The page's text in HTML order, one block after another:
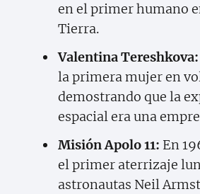
en el primer humano
Tierra.
Valentina Tereshkova:
la primera mujer en
demostrando que la
espacial era una
Misión Apolo 11: En
el primer aterrizaje
astronautas Neil